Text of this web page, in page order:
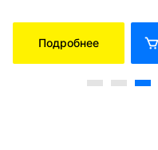
Подробнее